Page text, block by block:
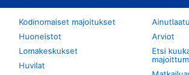
Kodinomaiset majoitukset
Huoneistot
Lomakeskukset
Huvilat
Arviot
Etsi